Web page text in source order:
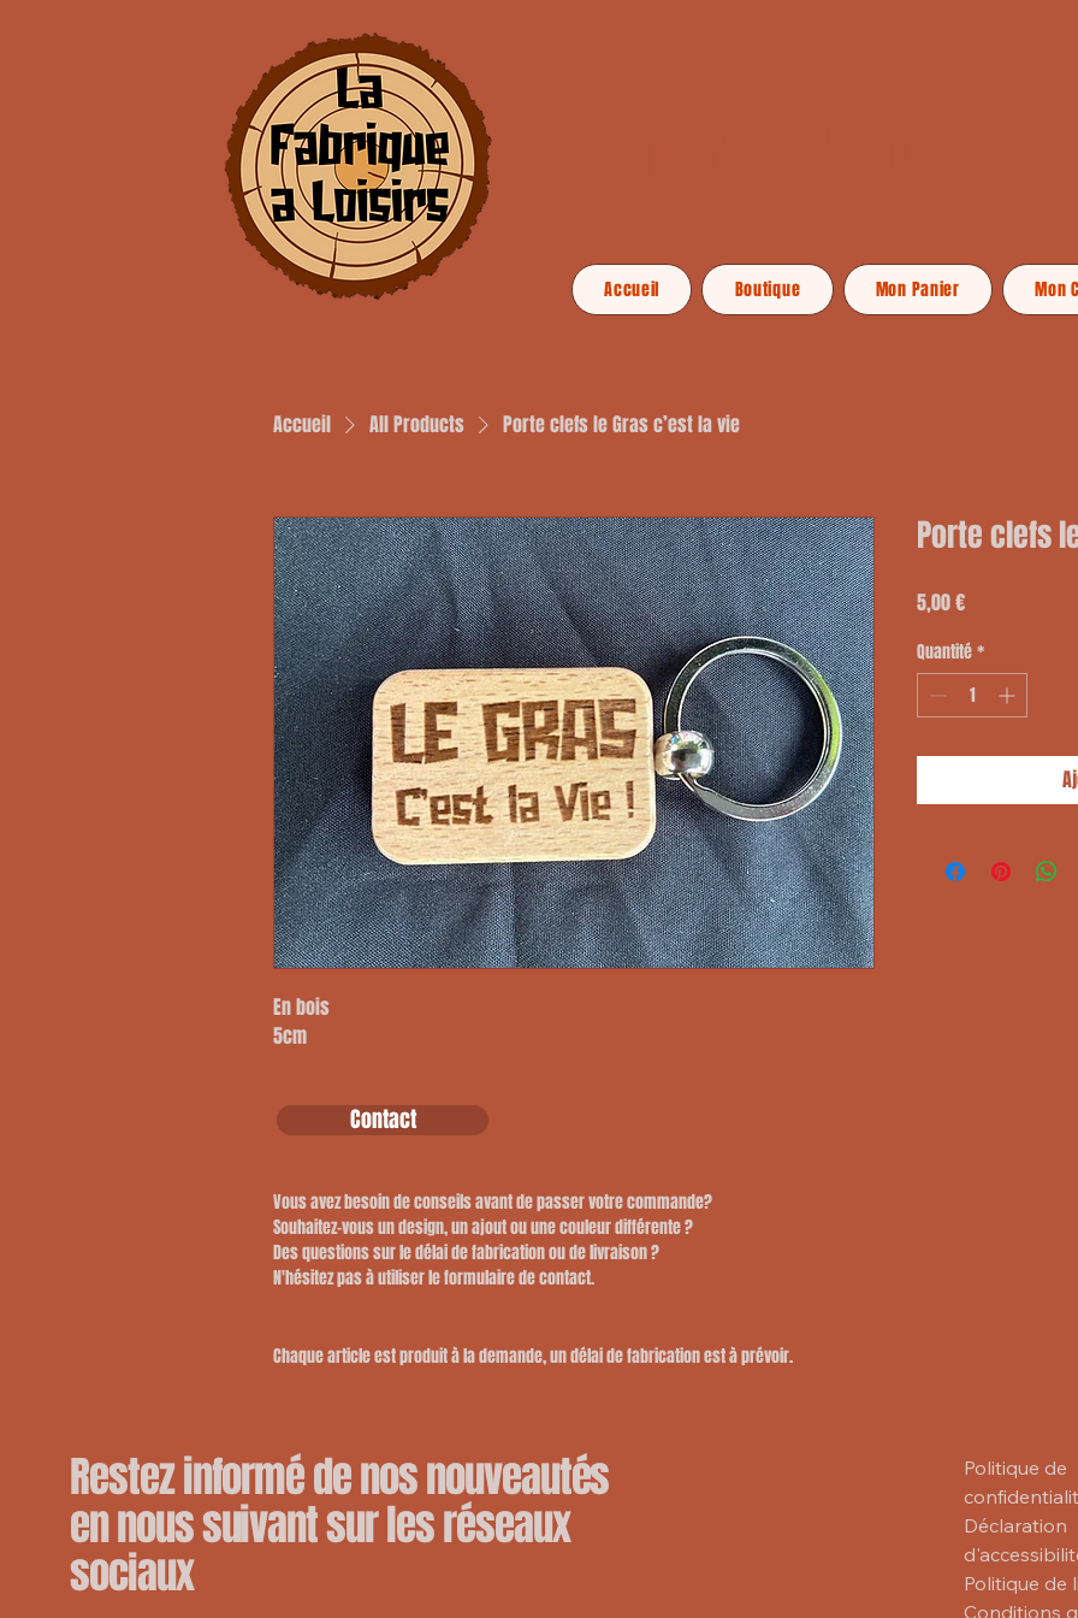
Accueil Boutique Mon Panier Mon
Accueil All Products Porte clefs le Gras c’est la vie
En bois
5cm
Porte clefs
5,00 €Prix
Quantité*
Contact
Vous avez besoin de conseils avant de passer votre commande?
​Souhaitez-vous un design, un ajout ou une couleur différente ?
​Des questions sur le délai de fabrication ou de livraison ?
​N'hésitez pas à utiliser le formulaire de contact.
Chaque article est produit à la demande, un délai de fabrication est à prévoir.
Restez informé de nos nouveautés
en nous suivant sur les réseaux
sociaux
Politique de
Déclaration
Politique de
Conditions